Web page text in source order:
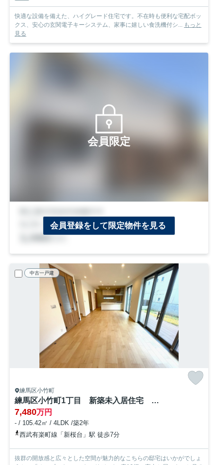
快適な設備を備えた、ハイグレード住宅です。不在時も便利な宅配ボッ
クス、安心の玄関電子キーシステム、家事に嬉しい食洗機付シ... もっと
見る
会員限定
会員登録をして限定物件を見る
中古一戸建
練馬区小竹町
練馬区小竹町1丁目 新築未入居住宅 土地60坪×建物31坪
7,480万円
- / 105.42㎡ / 4LDK /築2年
西武有楽町線「新桜台」駅 徒歩7分
抜群の開放感と広々とした空間が魅力的なこちらの邸宅はいかがでしょ